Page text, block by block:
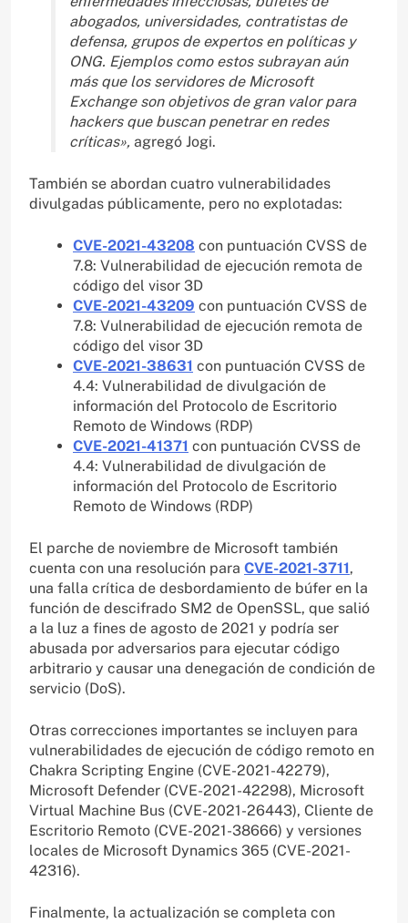
abogados, universidades, contratistas de
defensa, grupos de expertos en políticas y
ONG. Ejemplos como estos subrayan aún
más que los servidores de Microsoft
Exchange son objetivos de gran valor para
hackers que buscan penetrar en redes
críticas», agregó Jogi.
También se abordan cuatro vulnerabilidades
divulgadas públicamente, pero no explotadas:
CVE-2021-43208 con puntuación CVSS de
7.8: Vulnerabilidad de ejecución remota de
código del visor 3D
CVE-2021-43209 con puntuación CVSS de
7.8: Vulnerabilidad de ejecución remota de
código del visor 3D
CVE-2021-38631 con puntuación CVSS de
4.4: Vulnerabilidad de divulgación de
información del Protocolo de Escritorio
Remoto de Windows (RDP)
CVE-2021-41371 con puntuación CVSS de
4.4: Vulnerabilidad de divulgación de
información del Protocolo de Escritorio
Remoto de Windows (RDP)
El parche de noviembre de Microsoft también
cuenta con una resolución para CVE-2021-3711,
una falla crítica de desbordamiento de búfer en la
función de descifrado SM2 de OpenSSL, que salió
a la luz a fines de agosto de 2021 y podría ser
abusada por adversarios para ejecutar código
arbitrario y causar una denegación de condición de
servicio (DoS).
Otras correcciones importantes se incluyen para
vulnerabilidades de ejecución de código remoto en
Chakra Scripting Engine (CVE-2021-42279),
Microsoft Defender (CVE-2021-42298), Microsoft
Virtual Machine Bus (CVE-2021-26443), Cliente de
Escritorio Remoto (CVE-2021-38666) y versiones
locales de Microsoft Dynamics 365 (CVE-2021-
42316).
Finalmente, la actualización se completa con